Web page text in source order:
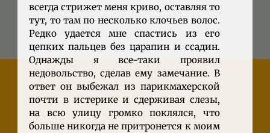
всегда стрижет меня криво, оставляя то
тут, то там по несколько клочьев волос.
Редко удается мне спастись из его
цепких пальцев без царапин и ссадин.
Однажды я все-таки проявил
недовольство, сделав ему замечание. В
ответ он выбежал из парикмахерской
почти в истерике и сдерживая слезы,
на всю улицу громко поклялся, что
больше никогда не притронется к моим